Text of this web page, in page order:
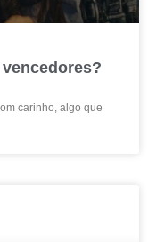
carinho, algo que